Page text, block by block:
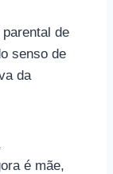
de
senso de
da
é mãe,